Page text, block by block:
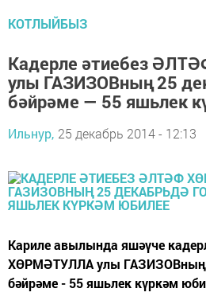
КОТЛЫЙБЫЗ
Кадерле әтиебез
улы ГАЗИЗОВның 25
бәйрәме — 55 яшьлек
Ильнур, 25 декабрь 2014 - 12:13
Кариле авылында яшәүче
ХӨРМӘТУЛЛА улы ГАЗИЗОВның
бәйрәме - 55 яшьлек күркәм